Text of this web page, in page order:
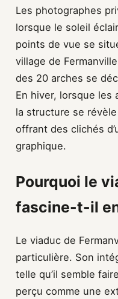
Les photographes
lorsque le soleil
points de vue se
village de
des 20 arches se
En hiver, lorsque les
la structure se
offrant des clichés
graphique.
Pourquoi le
fascine-t-il
Le viaduc de
particulière. Son
telle qu’il semble
perçu comme une